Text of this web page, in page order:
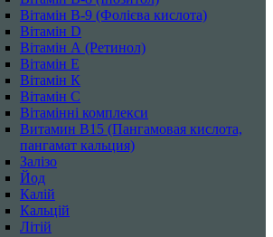
Вітамін B-9 (Фолієва кислота)
Вітамін D
Вітамін А (Ретинол)
Вітамін Е
Вітамін К
Вітамін С
Вітамінні комплекси
Витамин B15 (Пангамовая кислота,
пангамат кальция)
Залізо
Йод
Калій
Кальцій
Літій